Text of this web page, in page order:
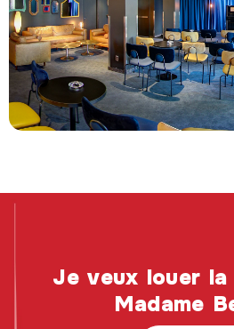
Je veux louer la
Madame